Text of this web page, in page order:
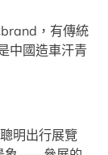
，有傳統
中國造車汗青
明出行展覽